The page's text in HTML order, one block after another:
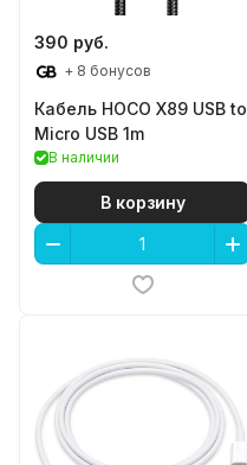
390 руб.
+ 8 бонусов
Кабель HOCO X89 USB to
Micro USB 1m
В наличии
В корзину